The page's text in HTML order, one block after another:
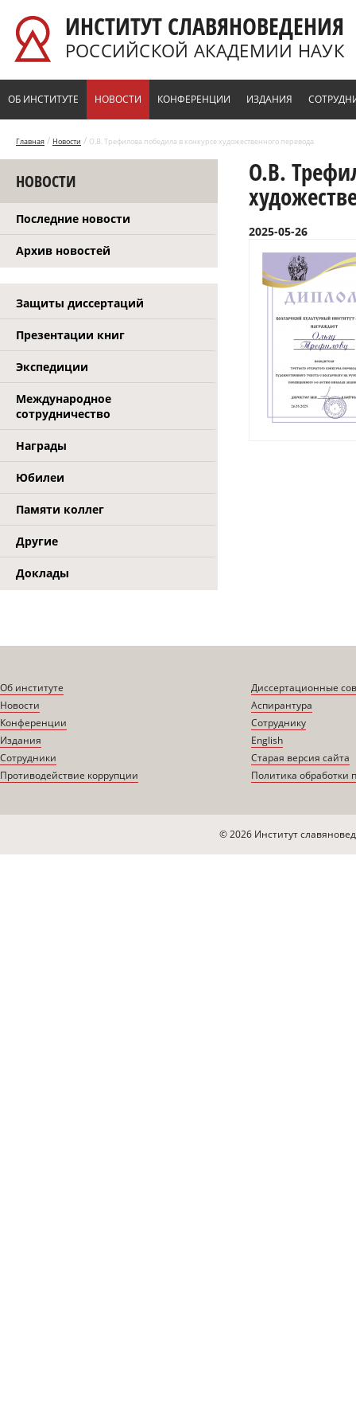
ИНСТИТУТ СЛАВЯНОВЕДЕНИЯ
РОССИЙСКОЙ АКАДЕМИИ НАУК
ОБ ИНСТИТУТЕ НОВОСТИ КОНФЕРЕНЦИИ ИЗДАНИЯ
Главная / Новости / О.В. Трефилова победила в конкурсе художественного перевода
НОВОСТИ
Последние новости
Архив новостей
Защиты диссертаций
Презентации книг
Экспедиции
Международное
сотрудничество
Награды
Юбилеи
Памяти коллег
Другие
Доклады
О.В.
2025-05-26
Об институте
Новости
Конференции
Издания
Сотрудники
Противодействие коррупции
Диссертационные
Аспирантура
Сотруднику
English
Старая версия сайта
Политика обработки
© 2026 Институт